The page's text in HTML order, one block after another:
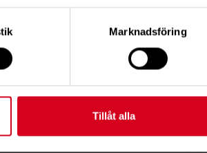
Marknadsföring
Tillåt alla